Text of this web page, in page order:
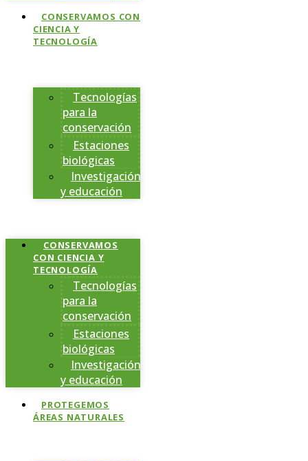
CONSERVAMOS CON
CIENCIA Y
TECNOLOGÍA
Tecnologías
para la
conservación
Estaciones
biológicas
Investigación
y educación
CONSERVAMOS
CON CIENCIA Y
TECNOLOGÍA
Tecnologías
para la
conservación
Estaciones
biológicas
Investigación
y educación
PROTEGEMOS
ÁREAS NATURALES